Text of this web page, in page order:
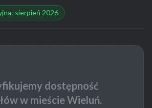
sierpień 2026
dostępność
w mieście Wieluń.